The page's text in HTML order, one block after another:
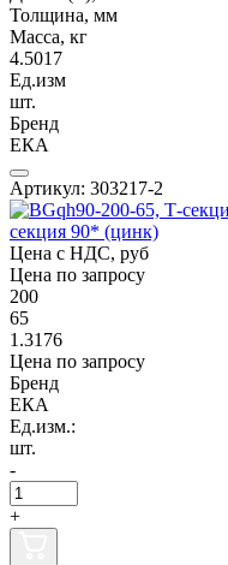
Толщина, мм
Масса, кг
4.5017
Ед.изм
шт.
Бренд
ЕКА
Артикул: 303217-2
секция 90* (цинк)
Цена с НДС, руб
Цена по запросу
200
65
1.3176
Цена по запросу
Бренд
ЕКА
Ед.изм.:
шт.
-
+